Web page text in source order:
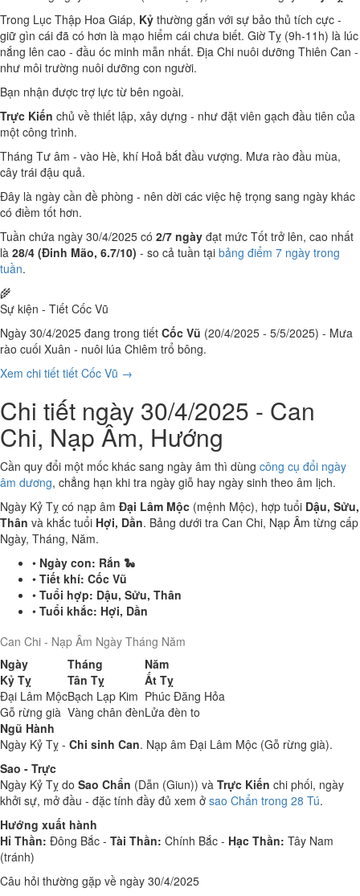
Trong Lục Thập Hoa Giáp, Kỷ thường gắn với sự bảo thủ tích cực -
giữ gìn cái đã có hơn là mạo hiểm cái chưa biết. Giờ Tỵ (9h-11h) là lúc
nắng lên cao - đầu óc minh mẫn nhất. Địa Chi nuôi dưỡng Thiên Can -
như môi trường nuôi dưỡng con người.
Bạn nhận được trợ lực từ bên ngoài.
Trực Kiến chủ về thiết lập, xây dựng - như đặt viên gạch đầu tiên của
một công trình.
Tháng Tư âm - vào Hè, khí Hoả bắt đầu vượng. Mưa rào đầu mùa,
cây trái đậu quả.
Đây là ngày cần đề phòng - nên dời các việc hệ trọng sang ngày khác
có điềm tốt hơn.
Tuần chứa ngày 30/4/2025 có 2/7 ngày đạt mức Tốt trở lên, cao nhất
là 28/4 (Đinh Mão, 6.7/10) - so cả tuần tại bảng điểm 7 ngày trong
tuần.
🌾
Sự kiện - Tiết Cốc Vũ
Ngày 30/4/2025 đang trong tiết Cốc Vũ (20/4/2025 - 5/5/2025) - Mưa
rào cuối Xuân - nuôi lúa Chiêm trổ bông.
Xem chi tiết tiết Cốc Vũ →
Chi tiết ngày 30/4/2025 - Can
Chi, Nạp Âm, Hướng
Cần quy đổi một mốc khác sang ngày âm thì dùng công cụ đổi ngày
âm dương, chẳng hạn khi tra ngày giỗ hay ngày sinh theo âm lịch.
Ngày Kỷ Tỵ có nạp âm Đại Lâm Mộc (mệnh Mộc), hợp tuổi Dậu, Sửu,
Thân và khắc tuổi Hợi, Dần. Bảng dưới tra Can Chi, Nạp Âm từng cấp
Ngày, Tháng, Năm.
• Ngày con: Rắn 🐍
• Tiết khí: Cốc Vũ
• Tuổi hợp: Dậu, Sửu, Thân
• Tuổi khắc: Hợi, Dần
Can Chi - Nạp Âm Ngày Tháng Năm
Ngày
Tháng
Năm
Kỷ Tỵ
Tân Tỵ
Ất Tỵ
Đại Lâm MộcBạch Lạp Kim Phúc Đăng Hỏa
Gỗ rừng già Vàng chân đènLửa đèn to
Ngũ Hành
Ngày Kỷ Tỵ - Chi sinh Can. Nạp âm Đại Lâm Mộc (Gỗ rừng già).
Sao - Trực
Ngày Kỷ Tỵ do Sao Chẩn (Dẫn (Giun)) và Trực Kiến chi phối, ngày
khởi sự, mở đầu - đặc tính đầy đủ xem ở sao Chẩn trong 28 Tú.
Hướng xuất hành
Hỉ Thần: Đông Bắc - Tài Thần: Chính Bắc - Hạc Thần: Tây Nam
(tránh)
Câu hỏi thường gặp về ngày 30/4/2025